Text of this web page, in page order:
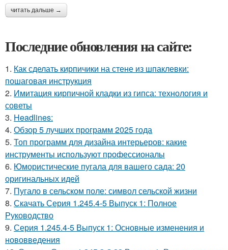
читать дальше →
Последние обновления на сайте:
1. Как сделать кирпичики на стене из шпаклевки:
пошаговая инструкция
2. Имитация кирпичной кладки из гипса: технология и
советы
3. Headlines:
4. Обзор 5 лучших программ 2025 года
5. Топ программ для дизайна интерьеров: какие
инструменты используют профессионалы
6. Юмористические пугала для вашего сада: 20
оригинальных идей
7. Пугало в сельском поле: символ сельской жизни
8. Скачать Серия 1.245.4-5 Выпуск 1: Полное
Руководство
9. Серия 1.245.4-5 Выпуск 1: Основные изменения и
нововведения